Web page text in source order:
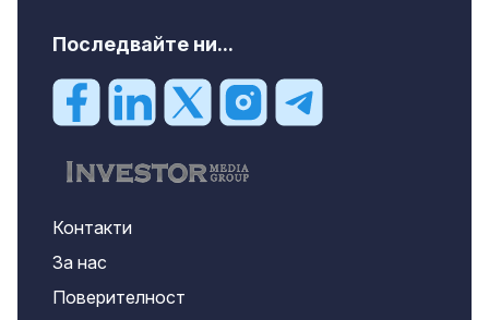
Последвайте ни...
Контакти
За нас
Поверителност